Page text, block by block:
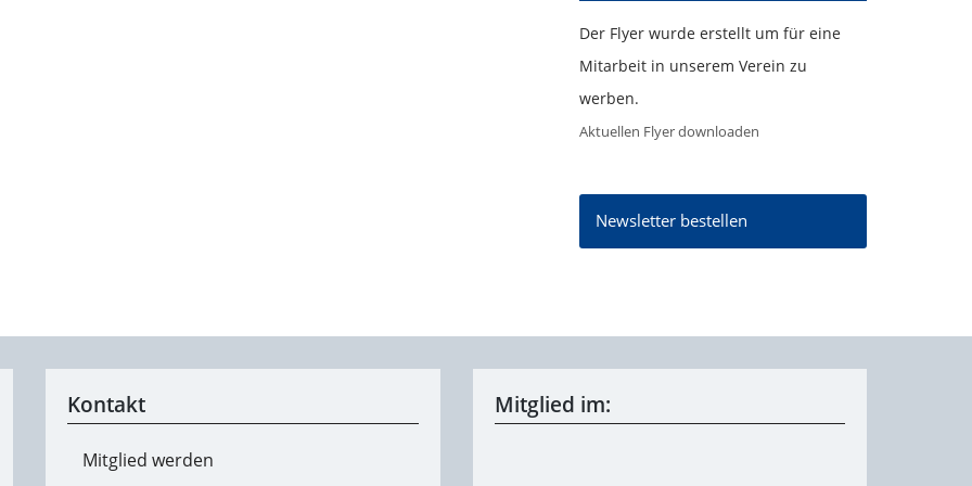
Der Flyer wurde erstellt um für eine
Mitarbeit in unserem Verein zu
werben.
Aktuellen Flyer downloaden
Newsletter bestellen
Kontakt
Mitglied werden
Mitglied im: